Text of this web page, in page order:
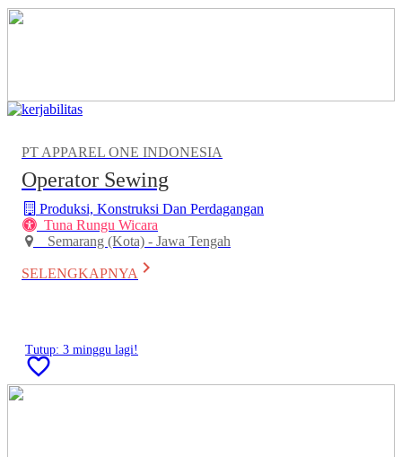
PT APPAREL ONE INDONESIA
Operator Sewing
Produksi, Konstruksi Dan Perdagangan
Tuna Rungu Wicara
Semarang (Kota) - Jawa Tengah
SELENGKAPNYA keyboard_arrow_right
Tutup: 3 minggu lagi!
favorite_border